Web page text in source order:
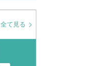
全て見る